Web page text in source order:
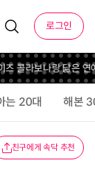
로그인
즈 콜라보나랑 닮은 연
는 20대 해본
친구에게 속닥 추천